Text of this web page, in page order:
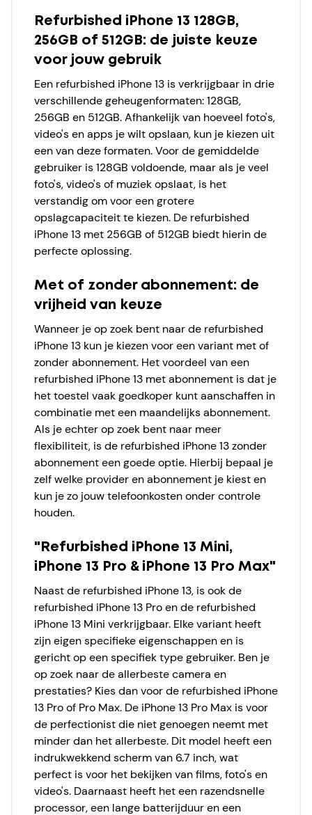
Refurbished iPhone 13 128GB,
256GB of 512GB: de juiste keuze
voor jouw gebruik
Een refurbished iPhone 13 is verkrijgbaar in drie
verschillende geheugenformaten: 128GB,
256GB en 512GB. Afhankelijk van hoeveel foto's,
video's en apps je wilt opslaan, kun je kiezen uit
een van deze formaten. Voor de gemiddelde
gebruiker is 128GB voldoende, maar als je veel
foto's, video's of muziek opslaat, is het
verstandig om voor een grotere
opslagcapaciteit te kiezen. De refurbished
iPhone 13 met 256GB of 512GB biedt hierin de
perfecte oplossing.
Met of zonder abonnement: de
vrijheid van keuze
Wanneer je op zoek bent naar de refurbished
iPhone 13 kun je kiezen voor een variant met of
zonder abonnement. Het voordeel van een
refurbished iPhone 13 met abonnement is dat je
het toestel vaak goedkoper kunt aanschaffen in
combinatie met een maandelijks abonnement.
Als je echter op zoek bent naar meer
flexibiliteit, is de refurbished iPhone 13 zonder
abonnement een goede optie. Hierbij bepaal je
zelf welke provider en abonnement je kiest en
kun je zo jouw telefoonkosten onder controle
houden.
"Refurbished iPhone 13 Mini,
iPhone 13 Pro & iPhone 13 Pro Max"
Naast de refurbished iPhone 13, is ook de
refurbished iPhone 13 Pro en de refurbished
iPhone 13 Mini verkrijgbaar. Elke variant heeft
zijn eigen specifieke eigenschappen en is
gericht op een specifiek type gebruiker. Ben je
op zoek naar de allerbeste camera en
prestaties? Kies dan voor de refurbished iPhone
13 Pro of Pro Max. De iPhone 13 Pro Max is voor
de perfectionist die niet genoegen neemt met
minder dan het allerbeste. Dit model heeft een
indrukwekkend scherm van 6.7 inch, wat
perfect is voor het bekijken van films, foto's en
video's. Daarnaast heeft het een razendsnelle
processor, een lange batterijduur en een